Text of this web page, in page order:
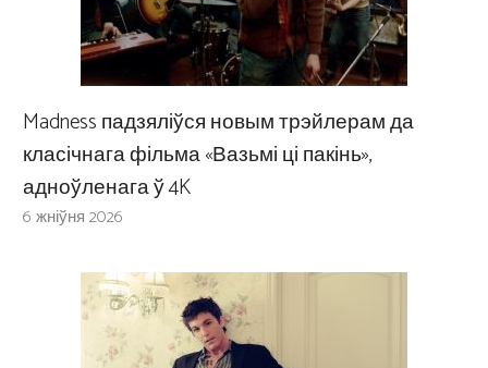
Madness падзяліўся новым трэйлерам да
класічнага фільма «Вазьмі ці пакінь»,
адноўленага ў 4K
6 жніўня 2026